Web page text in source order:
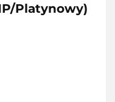
Platynowy)